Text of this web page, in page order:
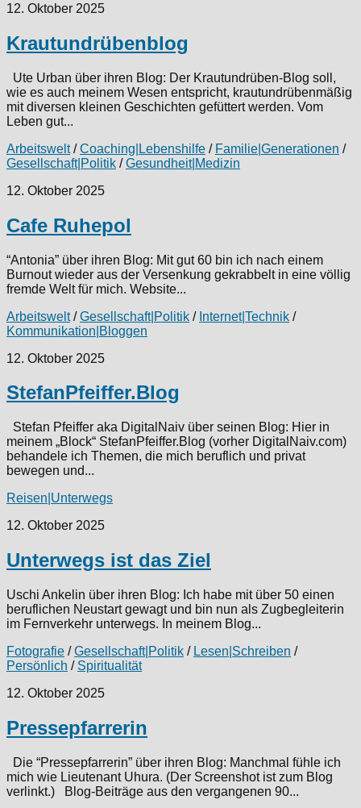
12. Oktober 2025
Krautundrübenblog
Ute Urban über ihren Blog: Der Krautundrüben-Blog soll,
wie es auch meinem Wesen entspricht, krautundrübenmäßig
mit diversen kleinen Geschichten gefüttert werden. Vom
Leben gut...
Arbeitswelt/Coaching|Lebenshilfe / Familie|Generationen /
Gesellschaft|Politik /Gesundheit|Medizin
12. Oktober 2025
Cafe Ruhepol
“Antonia” über ihren Blog: Mit gut 60 bin ich nach einem
Burnout wieder aus der Versenkung gekrabbelt in eine völlig
fremde Welt für mich. Website...
Arbeitswelt/Gesellschaft|Politik / Internet|Technik /
Kommunikation|Bloggen
12. Oktober 2025
StefanPfeiffer.Blog
Stefan Pfeiffer aka DigitalNaiv über seinen Blog: Hier in
meinem „Block“ StefanPfeiffer.Blog (vorher DigitalNaiv.com)
behandele ich Themen, die mich beruflich und privat
bewegen und...
Reisen|Unterwegs
12. Oktober 2025
Unterwegs ist das Ziel
Uschi Ankelin über ihren Blog: Ich habe mit über 50 einen
beruflichen Neustart gewagt und bin nun als Zugbegleiterin
im Fernverkehr unterwegs. In meinem Blog...
Fotografie /Gesellschaft|Politik / Lesen|Schreiben /
Persönlich / Spiritualität
12. Oktober 2025
Pressepfarrerin
Die “Pressepfarrerin” über ihren Blog: Manchmal fühle ich
mich wie Lieutenant Uhura. (Der Screenshot ist zum Blog
verlinkt.) Blog-Beiträge aus den vergangenen 90...